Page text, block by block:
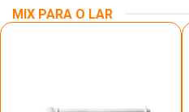
MIX PARA O LAR